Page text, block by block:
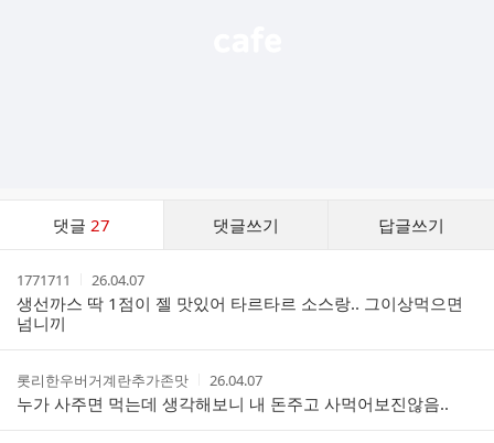
댓글27 댓글쓰기 답글쓰기
트
작
성
자
1771711
작
성
시
26.04.07
생선까스 딱 1점이 젤 맛있어 타르타르 소스랑.. 그이상먹으면
넘니끼
작
성
자
롯리한우버거계란추가존맛
작
성
시
간
26.04.07
누가 사주면 먹는데 생각해보니 내 돈주고 사먹어보진않음..